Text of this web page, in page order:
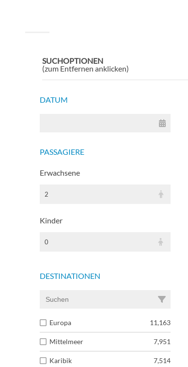
SUCHOPTIONEN
(zum Entfernen anklicken)
DATUM
PASSAGIERE
Erwachsene
2
Kinder
0
DESTINATIONEN
Europa 11,163
Mittelmeer 7,951
Karibik 7,514